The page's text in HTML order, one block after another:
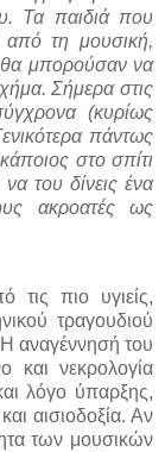
Τα παιδιά που
από τη μουσική,
θα μπορούσαν να
Σήμερα στις
(κυρίως
πάντως
στο σπίτι
του δίνεις ένα
ακροατές ως
τις πιο υγιείς,
τραγουδιού
αναγέννησή του
και νεκρολογία
λόγο ύπαρξης,
αισιοδοξία. Αν
των μουσικών